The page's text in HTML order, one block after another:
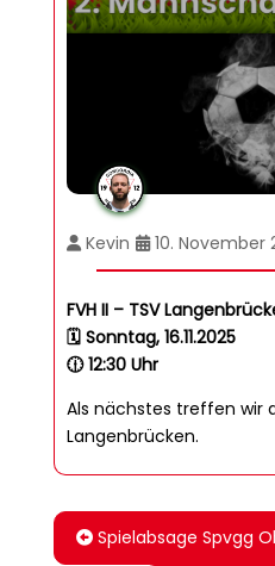
Kevin 10. November
FVH II – TSV
🗓️ Sonntag, 16.11.2025
🕧 12:30 Uhr
Als nächstes treffen wir
Langenbrücken.
Spielabsage Spvgg